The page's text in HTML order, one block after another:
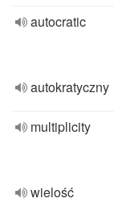
autocratic
autokratyczny
multiplicity
wielość